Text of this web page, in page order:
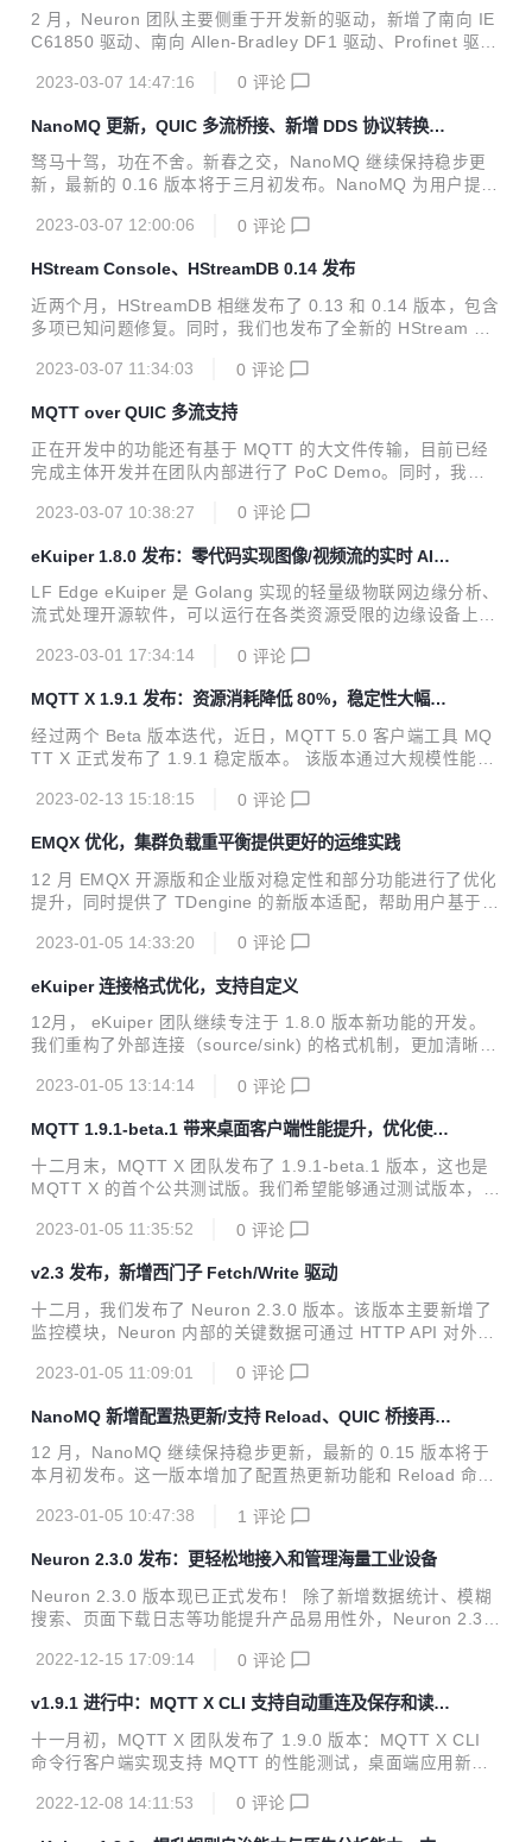
持的开发。 此外，2 月还发布了 1.8.1 版本，包含导入 Porta
ble 插件以及 Flow Editor 等 bug 修复。 Python 插件虚拟环
境支持 虚拟环境是 Python 开发中常用的技术，对 Pyt...
2 月，Neuron 团队主要侧重于开发新的驱动，新增了南向 IE
C61850 驱动、南向 Allen-Bradley DF1 驱动、Profinet 驱动
中正式发布。 IEC61850 驱动 IEC61850 标准是电力系统自
中 MMS 协议的连接和读写操作。MMS 中的多种数据类型也
已经映射到 Neuron 类型中，现在可以通过指定 IED（智能电
子设备）中的 DA（对象属性）地址和类型，完成数据的获取
2023-03-07 14:47:16 0 评论
NanoMQ 更新，QUIC 多流桥接、新增 DDS 协议转换代
理
驽马十驾，功在不舍。新春之交，NanoMQ 继续保持稳步更
新，最新的 0.16 版本将于三月初发布。NanoMQ 为用户提供
协议转换代理，拓宽了 NanoMQ 的弱网桥接传输性能和在边
的鲁棒性和安全性，积极快速响应社区提出的 Issue 和使用问
题，新增了模糊测试用例和自动化的代码覆盖测试脚本。另外
还新增了绿色安装版的 Windows 平台安装包。 *关于 MQTT
消息传输还有更多可能 ...
2023-03-07 12:00:06 0 评论
HStream Console、HStreamDB 0.14 发布
近两个月，HStreamDB 相继发布了 0.13 和 0.14 版本，包含
多项已知问题修复。同时，我们也发布了全新的 HStream Co
面，将帮助用户更轻松地使用和管理 HStreamDB. HStream
tream UI，用来管理 HStreamDB 集群内的各项资源和工作负
载，目前支持的主要功能如下： stream 管理：包括查看、新
建、删除 stream，以及管理 stream 包含的 shard subscripti
2023-03-07 11:34:03 0 评论
MQTT over QUIC 多流支持
正在开发中的功能还有基于 MQTT 的大文件传输，目前已经
完成主体开发并在团队内部进行了 PoC Demo。同时，我们
快上手使用 EMQX。 *关于 MQTT over QUIC 的技术解析可
TT over QUIC 多流支持 在 5.0.18 版本中，EMQX 利用 QUI
C 的多路复用特性，扩展 MQTT over QUIC 实现了多流支
持。 启用多流将为消息通信带来以下改善： 解耦连接控制和
流以消除其他主题...
2023-03-07 10:38:27 0 评论
eKuiper 1.8.0 发布：零代码实现图像/视频流的实时 AI 推
理
LF Edge eKuiper 是 Golang 实现的轻量级物联网边缘分析、
流式处理开源软件，可以运行在各类资源受限的边缘设备上。
似于 Apache Flink ）。eKuiper 的规则引擎允许用户提供基
内创建物联网边缘分析应用。 近日，eKuiper 发布了 1.8.0 版
本。该版本的主要亮点有： 零编码 AI 推理： 通过通用 AI 函
数，用户无需编码即可针对流式数据或视频流实现实时 AI 算
2023-03-01 17:34:14 0 评论
MQTT X 1.9.1 发布：资源消耗降低 80%，稳定性大幅提
升
经过两个 Beta 版本迭代，近日，MQTT 5.0 客户端工具 MQ
TT X 正式发布了 1.9.1 稳定版本。 该版本通过大规模性能优
方面，以接收大量消息场景为例，v1.9.1 相比于上一版本，使
幅优化提升，极大降低了系统崩溃风险。极高的稳定性将为用
户进行物联网性能测试，进而构建物联网应用，提供更加可靠
的保障。 最新版本：点击下载 桌面客户端 性能优化 在 1.9.1
版本中，我们针对 MQTT X 的桌面客户端应用进行了大量性
能优化工作，以提升在接收大量消息时点击主题过滤的...
2023-02-13 15:18:15 0 评论
EMQX 优化，集群负载重平衡提供更好的运维实践
12 月 EMQX 开源版和企业版对稳定性和部分功能进行了优化
提升，同时提供了 TDengine 的新版本适配，帮助用户基于 E
增支持 Google Pub/Sub，为使用 GCP 其他数据服务的用户
MQX 节点疏散能力在 Kubernetes 上实现了可控、平滑的优
雅升级。 EMQX 12 月 EMQX 开源版发布了 v5.0.12，更新
了 Dashboard 1.1.3 版本。企业版即将发布 v4.3.18 以及 v4.
2023-01-05 14:33:20 0 评论
eKuiper 连接格式优化，支持自定义
12月， eKuiper 团队继续专注于 1.8.0 版本新功能的开发。
我们重构了外部连接（source/sink) 的格式机制，更加清晰地
益于新的格式机制，我们大幅完善了文件源（file source）的
的方式消费文件系统数据；最后，我们增加了完整数据包括规
则和配置的导入导出功能，支持节点的迁移。另外，我们也修
复了一些问题，并发布到 1.7.x 版本中。 12月的版本发布包
括： v1.8.0-alpha.3：包含 1.8.0 已开发完成的新功能 v1.7.
4：包含 bug fix...
2023-01-05 13:14:14 0 评论
MQTT 1.9.1-beta.1 带来桌面客户端性能提升，优化使用
资源消耗
十二月末，MQTT X 团队发布了 1.9.1-beta.1 版本，这也是
MQTT X 的首个公共测试版。我们希望能够通过测试版本，让
更加稳定的版本，进而帮助用户轻松使用 MQTT X 完成 MQT
化了 MQTT X 桌面端使用时的部分性能问题，减少了在使用
过程中的卡顿现象和内存消耗，优化数据存储方式，减少数据
库崩溃的情况；在 MQTT X CLI 中加入自动重连功能，并支
入；同时也修复了一些已知的问题。 目...
2023-01-05 11:35:52 0 评论
v2.3 发布，新增西门子 Fetch/Write 驱动
十二月，我们发布了 Neuron 2.3.0 版本。该版本主要新增了
监控模块，Neuron 内部的关键数据可通过 HTTP API 对外暴
-300/400 系列 PLC；北向增加 WebSocket 应用，支持读写
增对时请求以及点位写控制支持。 新增监控模块 2.3 版本新
增的监控模块通过 HTTP API 将 Neuron 内部的关键数据对外
暴露，方便用户对 Neuron 以及设备进行监控管理。 协议驱
2023-01-05 11:09:01 0 评论
NanoMQ 新增配置热更新/支持 Reload、QUIC 桥接再升
级
12 月，NanoMQ 继续保持稳步更新，最新的 0.15 版本将于
本月初发布。这一版本增加了配置热更新功能和 Reload 命
和 QoS 消息优先传输；另外也为上一个版本新增的 HOCON
OS）操作系统推出了能够兼容运行的版本。 配置热更新 如果
要在 NanoMQ 服务运行过程中修改运行参数而不影响已经连
接的客户端，就需要使用热更新功能。由于 NanoMQ 为纯 C
部分标注为「Hot updatable」的字段...
2023-01-05 10:47:38 1 评论
Neuron 2.3.0 发布：更轻松地接入和管理海量工业设备
Neuron 2.3.0 版本现已正式发布！ 除了新增数据统计、模糊
搜索、页面下载日志等功能提升产品易用性外，Neuron 2.3.0
e E71 和 Fanuc Focas 三个协议驱动，以更强大的能力帮助
集成 eKuiper 的 Neuron 版本正式命名为 NeuronEX；访问
Web 和 HTTP API 的端口统一为 7000，不再需要 7001 端
口。 新功能提升运维体验 数据统计 Neuron 2.3.0 版本基于
2022-12-15 17:09:14 0 评论
v1.9.1 进行中：MQTT X CLI 支持自动重连及保存和读取
本地文件
十一月初，MQTT X 团队发布了 1.9.0 版本：MQTT X CLI
命令行客户端实现支持 MQTT 的性能测试，桌面端应用新增
化和问题修复。 目前，团队正专注于 1.9.1 版本的开发。新版
2022-12-08 14:11:53 0 评论